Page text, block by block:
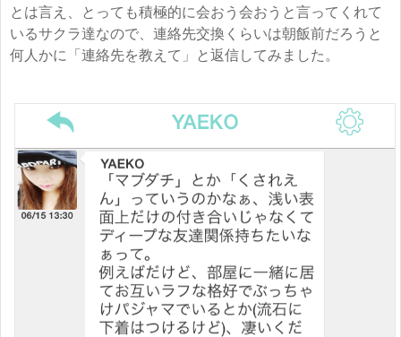
とは言え、とっても積極的に会おう会おうと言ってくれて
いるサクラ達なので、連絡先交換くらいは朝飯前だろうと
何人かに「連絡先を教えて」と返信してみました。